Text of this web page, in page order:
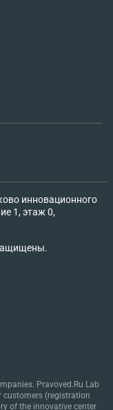
инновационного
1, этаж 0,
Pravoved.Ru Lab
customers (registration
of the innovative center